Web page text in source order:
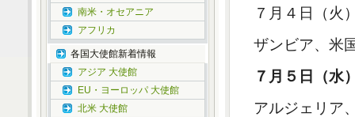
７月４日（火
ザンビア、米
７月５日（水
アルジェリア
南米・オセアニア
アフリカ
各国大使館新着情報
アジア 大使館
EU・ヨーロッパ 大使館
北米 大使館